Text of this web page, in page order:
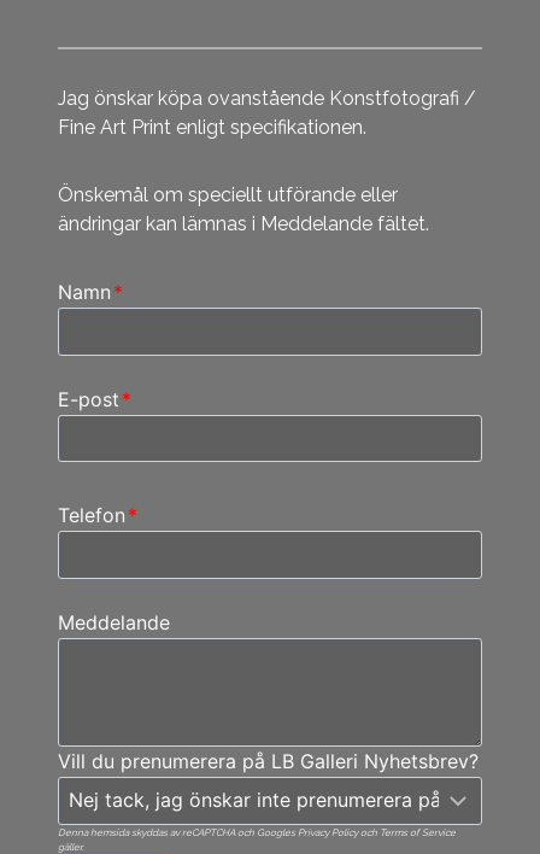
Jag önskar köpa ovanstående Konstfotografi /
Fine Art Print enligt specifikationen.
Önskemål om speciellt utförande eller
ändringar kan lämnas i Meddelande fältet.
Namn *
E-post *
Telefon *
Meddelande
Vill du prenumerera på LB Galleri Nyhetsbrev?
Denna hemsida skyddas av reCAPTCHA och Googles Privacy Policy och Terms of Service
gäller.